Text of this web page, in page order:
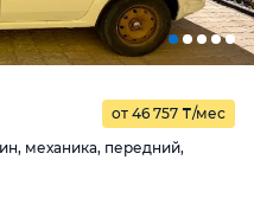
от 46 757 ₸/мес
механика, передний,